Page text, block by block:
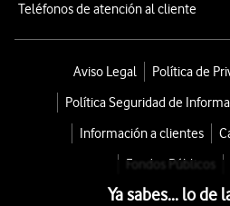
Teléfonos de atención al cliente
Aviso Legal
Política de
Política Seguridad de
Información a clientes
Fondos Públicos
Ya sabes... lo de